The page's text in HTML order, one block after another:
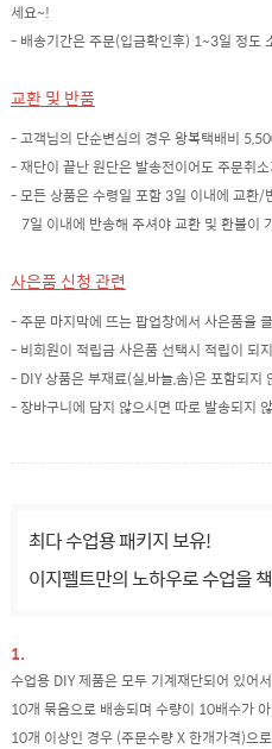
세요~!
- 배송기간은 주문(입금확인후) 1~3일 정도
교환 및 반품
- 고객님의 단순변심의 경우 왕복택배비
- 재단이 끝난 원단은 발송전이어도 주문취
- 모든 상품은 수령일 포함 3일 이내에 교환/
7일 이내에 반송해 주셔야 교환 및 환불이
사은품 신청 관련
- 주문 마지막에 뜨는 팝업창에서 사은품을
- 비회원이 적립금 사은품 선택시 적립이 되
- DIY 상품은 부재료(실,바늘,솜)은 포함되지
- 장바구니에 담지 않으시면 따로 발송되지
최다 수업용 패키지 보유!
이지펠트만의 노하우로 수업을
1.
수업용 DIY 제품은 모두 기계재단되어 있어
10개 묶음으로 배송되며 수량이 10배수가
10개 이상인 경우 (주문수량 X 한개가격)으